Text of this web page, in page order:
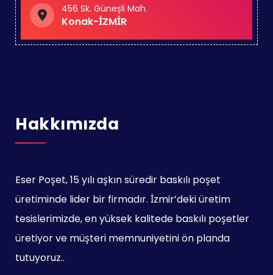
456 Sk. Güneşli Mah.
Konak-İZMİR
Hakkımızda
Eser Poşet, 15 yılı aşkın süredir baskılı poşet
üretiminde lider bir firmadır. İzmir’deki üretim
tesislerimizde, en yüksek kalitede baskılı poşetler
üretiyor ve müşteri memnuniyetini ön planda
tutuyoruz..